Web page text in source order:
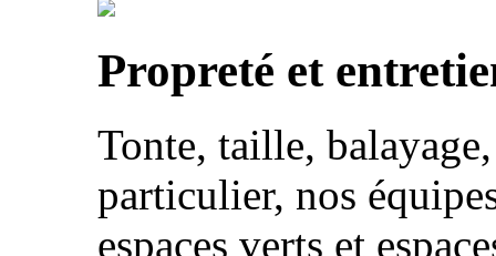
Propreté et
Tonte, taille,
particulier, nos
espaces verts et